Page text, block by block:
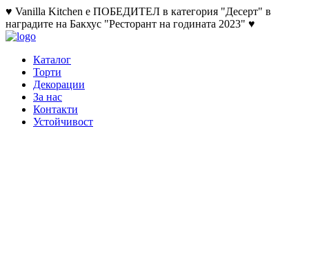
♥ Vanilla Kitchen е ПОБЕДИТЕЛ в категория "Десерт" в
наградите на Бакхус "Ресторант на годината 2023" ♥
Каталог
Торти
Декорации
За нас
Контакти
Устойчивост